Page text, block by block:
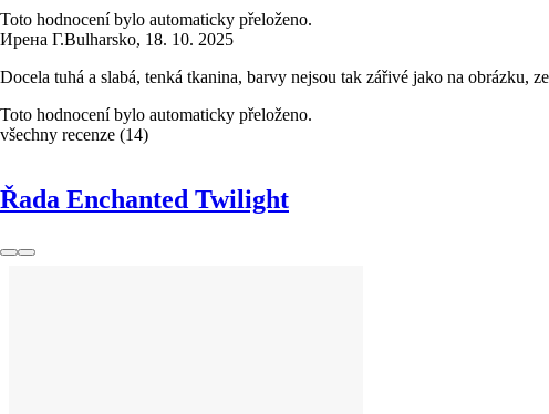
Toto hodnocení bylo automaticky přeloženo.
Ирена Г.Bulharsko, 18. 10. 2025
Docela tuhá a slabá, tenká tkanina, barvy nejsou tak zářivé jako na obrázku,
Toto hodnocení bylo automaticky přeloženo.
všechny recenze (14)
Řada Enchanted Twilight